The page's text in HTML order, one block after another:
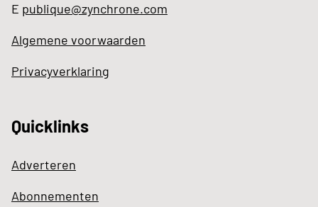
E publique@zynchrone.com
Algemene voorwaarden
Privacyverklaring
Quicklinks
Adverteren
Abonnementen